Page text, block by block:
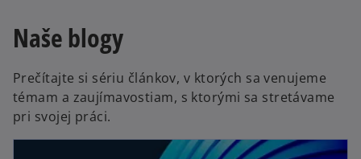
Naše blogy
Prečítajte si sériu článkov, v ktorých sa venujeme
témam a zaujímavostiam, s ktorými sa stretávame
pri svojej práci.